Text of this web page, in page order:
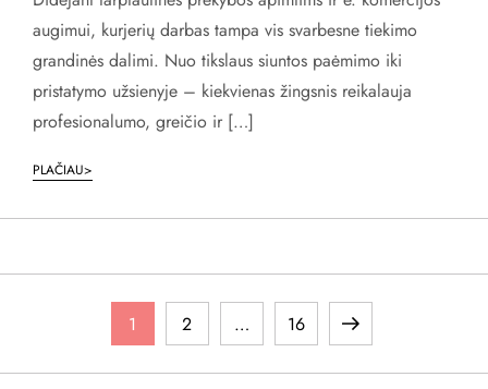
augimui, kurjerių darbas tampa vis svarbesne tiekimo
grandinės dalimi. Nuo tikslaus siuntos paėmimo iki
pristatymo užsienyje – kiekvienas žingsnis reikalauja
profesionalumo, greičio ir […]
PLAČIAU>
r
Page
1 Page
2 … Page
16
Next
page